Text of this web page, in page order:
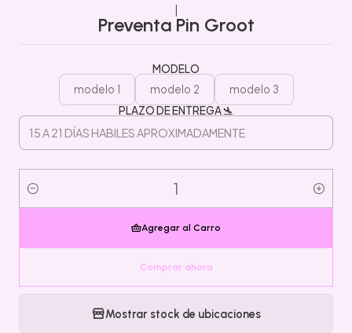
Preventa Pin Groot
MODELO
modelo 1 modelo 2 modelo 3
PLAZO DE ENTREGA 🛬
Cantidad
Agregar al Carro
Comprar ahora
Mostrar stock de ubicaciones